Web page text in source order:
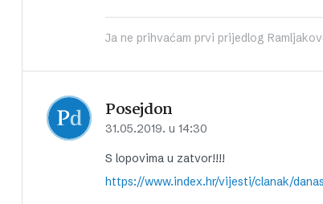
Ja ne prihvaćam prvi prijedlog
Posejdon
31.05.2019. u 14:30
S lopovima u zatvor!!!!
https://www.index.hr/vijesti/clanak/